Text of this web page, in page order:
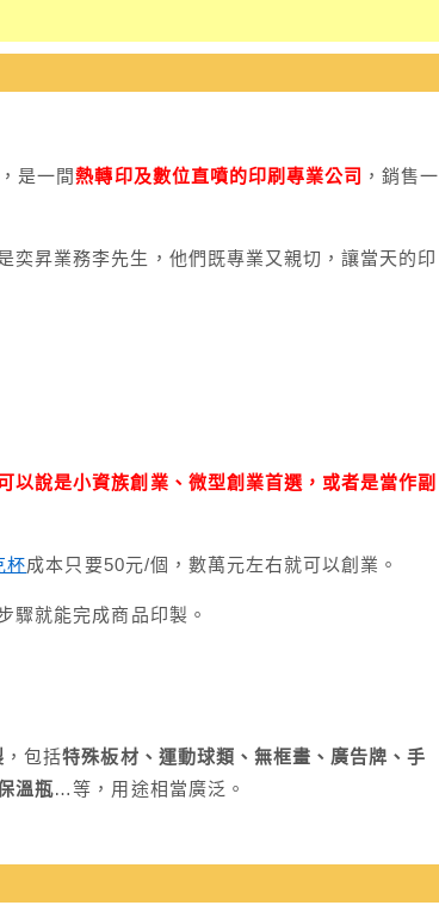
是一間熱轉印及數位直噴的印刷專業公司 ，銷售一
奕昇業務李先生，他們既專業又親切，讓當天的印
以說是小資族創業、微型創業首選，或者是當作副
杯成本只要50元/個，數萬元左右就可以創業。
驟就能完成商品印製。
，包括特殊板材、運動球類、無框畫、廣告牌、手
溫瓶…等，用途相當廣泛。